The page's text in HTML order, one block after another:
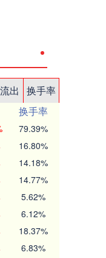
出
换手率
换手率
79.39%
16.80%
14.18%
14.77%
5.62%
6.12%
18.37%
6.83%